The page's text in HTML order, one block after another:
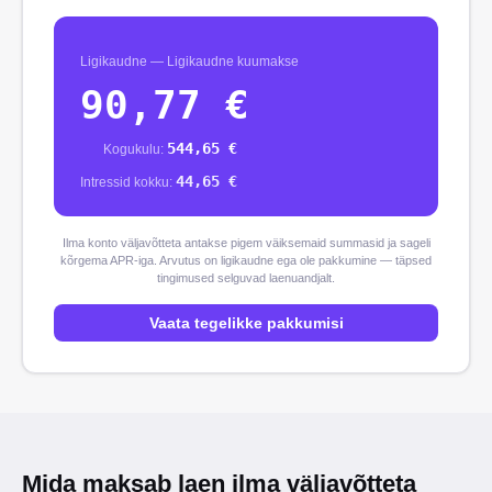
Ligikaudne — Ligikaudne kuumakse
90,77 €
Kogukulu: 544,65 €
Intressid kokku: 44,65 €
Ilma konto väljavõtteta antakse pigem väiksemaid summasid ja sageli
kõrgema APR-iga. Arvutus on ligikaudne ega ole pakkumine — täpsed
tingimused selguvad laenuandjalt.
Vaata tegelikke pakkumisi
Mida maksab laen ilma väljavõtteta